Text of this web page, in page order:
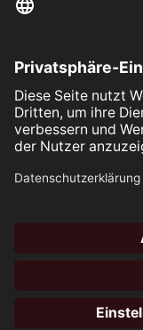
Your
our
Folgen Sie
All rights